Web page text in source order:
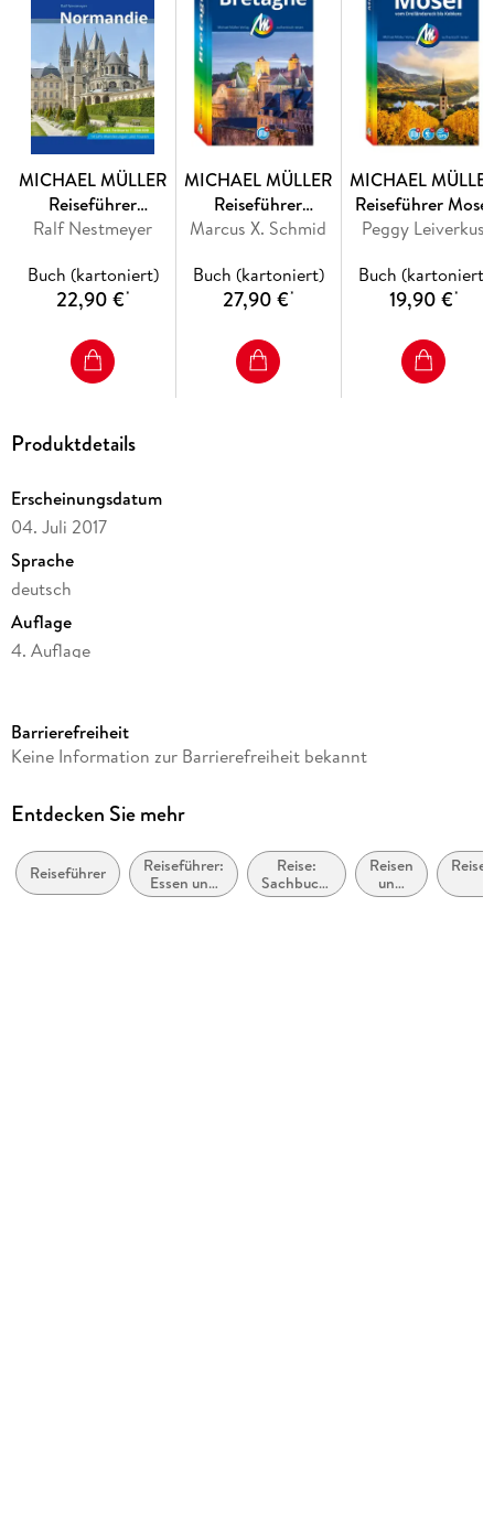
Kirche von Banes eingesperrt werden musste?
MICHAEL MÜLLER
Reiseführer
Normandie
Ralf Nestmeyer
Buch (kartoniert)
22,90 €*
MICHAEL MÜLLER
Reiseführer
Bretagne
Marcus X. Schmid
Buch (kartoniert)
27,90 €*
MICHAEL
Reiseführer Mosel
Peggy Leiverkus
Buch (kartoniert)
19,90 €*
Produktdetails
Erscheinungsdatum
04. Juli 2017
Sprache
deutsch
Auflage
4. Auflage
Reihe
Autor/Autorin
Verlag/Hersteller
Müller, Michael GmbH
Barrierefreiheit
Keine Information zur Barrierefreiheit bekannt
Entdecken Sie mehr
Reiseführer
Reiseführer:
Essen und
Trinken
Reise:
Sachbuch,
Ratgeber
Reisen
und
Urlaub